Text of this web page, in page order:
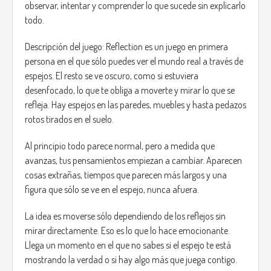
Main mechanics:
audio clues that indicate whether it is safe to
approach or not.
Living shadows: when a shadow fades, the figure
becomes completely dark and hostile.
Risk and reward: if you help the right shadow, they
can provide you with useful information, resources,
or even help you discover hidden areas.
moments of calm and moments of tension, but you
never know when it will change.
Objective and endings:
The main objective of the game is to survive the night and
discover the cause of the blackout and the origin of the
strange pumpkins. The decisions the player makes during
the course of the game will influence their final fate:
Good ending: if you take a risk to resolve the
observar, intentar y comprender lo que sucede sin explicarlo
todo.
Descripción del juego: Reflection es un juego en primera
persona en el que sólo puedes ver el mundo real a través de
espejos. El resto se ve oscuro, como si estuviera
desenfocado, lo que te obliga a moverte y mirar lo que se
refleja. Hay espejos en las paredes, muebles y hasta pedazos
rotos tirados en el suelo.
Al principio todo parece normal, pero a medida que
avanzas, tus pensamientos empiezan a cambiar. Aparecen
cosas extrañas, tiempos que parecen más largos y una
figura que sólo se ve en el espejo, nunca afuera.
La idea es moverse sólo dependiendo de los reflejos sin
mirar directamente. Eso es lo que lo hace emocionante.
Llega un momento en el que no sabes si el espejo te está
mostrando la verdad o si hay algo más que juega contigo.